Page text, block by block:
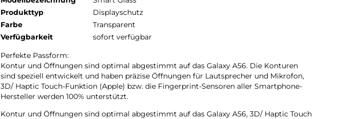
Produkttyp
Displayschutz
Farbe
Transparent
Verfügbarkeit
sofort verfügbar
Perfekte Passform:
Kontur und Öffnungen sind optimal abgestimmt auf das Galaxy A56. Die Konturen
sind speziell entwickelt und haben präzise Öffnungen für Lautsprecher und Mikrofon,
3D/ Haptic Touch-Funktion (Apple) bzw. die Fingerprint-Sensoren aller Smartphone-
Hersteller werden 100% unterstützt.
Kontur und Öffnungen sind optimal abgestimmt auf das Galaxy A56, 3D/ Haptic Touch